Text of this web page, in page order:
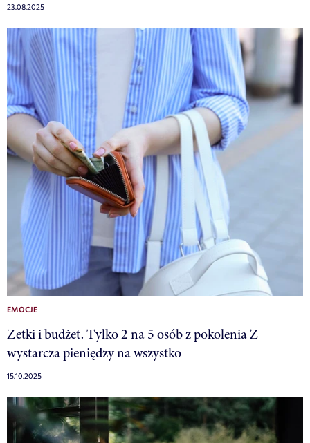
23.08.2025
EMOCJE
Zetki i budżet. Tylko 2 na 5 osób z pokolenia Z
wystarcza pieniędzy na wszystko
15.10.2025